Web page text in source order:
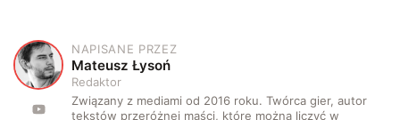
M
NAPISANE PRZEZ
Mateusz Łysoń
Redaktor
Związany z mediami od 2016 roku. Twórca gier, autor
tekstów przeróżnej maści, które można liczyć w